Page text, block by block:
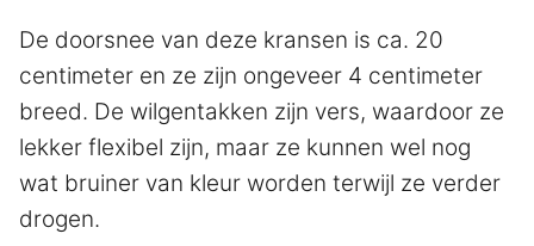
De doorsnee van deze kransen is ca. 20
centimeter en ze zijn ongeveer 4 centimeter
breed. De wilgentakken zijn vers, waardoor ze
lekker flexibel zijn, maar ze kunnen wel nog
wat bruiner van kleur worden terwijl ze verder
drogen.